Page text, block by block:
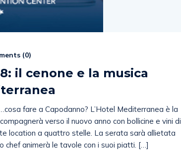
(0)
il cenone e la musica
fare a Capodanno? L’Hotel Mediterranea è la
verso il nuovo anno con bollicine e vini di
location a quattro stelle. La serata sarà allietata
chef animerà le tavole con i suoi piatti. […]